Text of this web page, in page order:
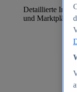
Detaillierte
und Marktplätzen